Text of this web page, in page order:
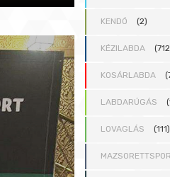
KENDÓ (2)
KÉZILABDA
KOSÁRLABDA
LABDARÚGÁS
LOVAGLÁS (111)